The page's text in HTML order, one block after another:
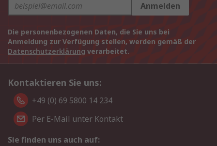
Anmelden
Die personenbezogenen Daten, die Sie uns bei
Anmeldung zur Verfügung stellen, werden gemäß der
Datenschutzerklärung verarbeitet.
Kontaktieren Sie uns:
+49 (0) 69 5800 14 234
Per E-Mail unter Kontakt
Sie finden uns auch auf: